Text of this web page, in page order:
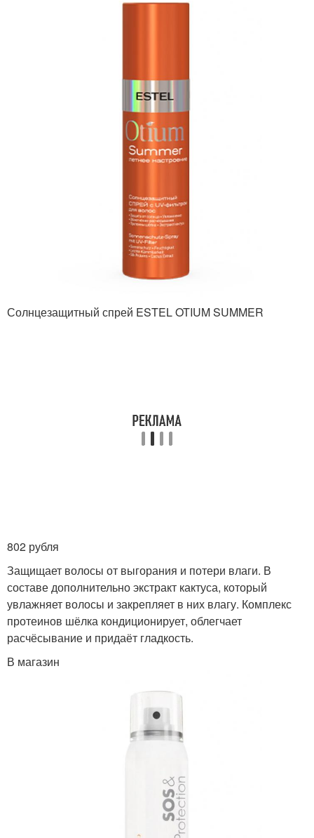
Солнцезащитный спрей ESTEL OTIUM SUMMER
802 рубля
Защищает волосы от выгорания и потери влаги. В
составе дополнительно экстракт кактуса, который
увлажняет волосы и закрепляет в них влагу. Комплекс
протеинов шёлка кондиционирует, облегчает
расчёсывание и придаёт гладкость.
В магазин